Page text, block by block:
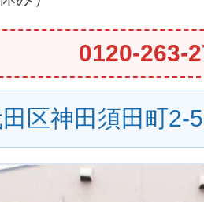
0120-263-
区神田須田町2-